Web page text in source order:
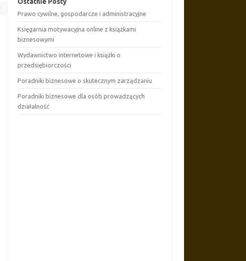
Prawo cywilne, gospodarcze i administracyjne
Księgarnia motywacyjna online z książkami
biznesowymi
Wydawnictwo internetowe i książki o
przedsiębiorczości
Poradniki biznesowe o skutecznym zarządzaniu
Poradniki biznesowe dla osób prowadzących
działalność